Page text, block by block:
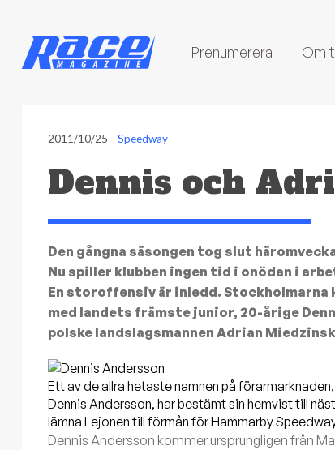
Prenumerera Om
2011/10/25 - Speedway
Dennis och
Den gångna säsongen tog slut
Nu spiller klubben ingen tid i onödan i
En storoffensiv är inledd.
med landets främste junior, 20-årige
polske landslagsmannen Adrian
Ett av de allra hetaste namnen på
Dennis Andersson, har bestämt sin hemvist till
lämna Lejonen till förmån för Hammarby
Dennis Andersson kommer ursprungligen från